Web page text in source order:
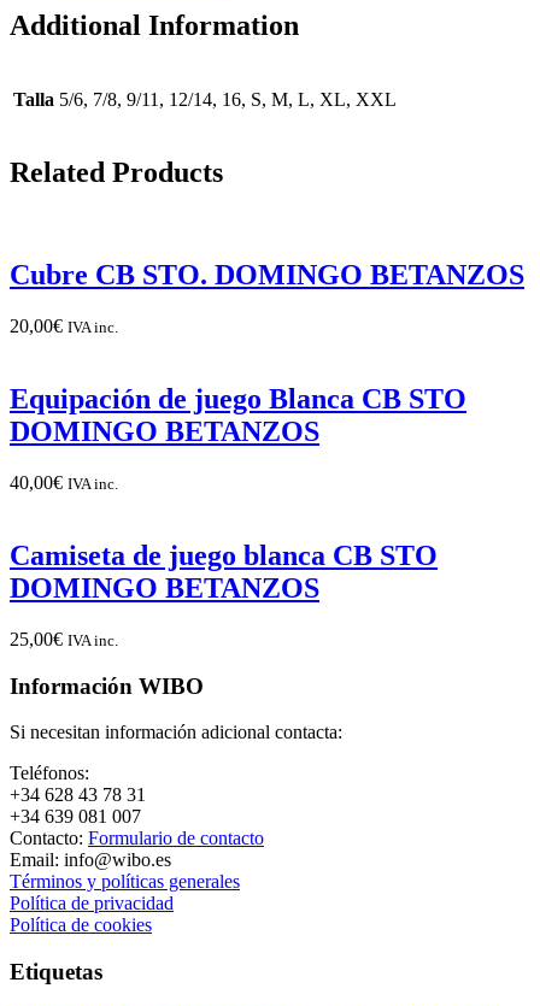
Additional Information
Talla 5/6, 7/8, 9/11, 12/14, 16, S, M, L, XL, XXL
Related Products
Cubre CB STO. DOMINGO BETANZOS
20,00€ IVA inc.
Equipación de juego Blanca CB STO
DOMINGO BETANZOS
40,00€ IVA inc.
Camiseta de juego blanca CB STO
DOMINGO BETANZOS
25,00€ IVA inc.
Información WIBO
Si necesitan información adicional contacta:
Teléfonos:
+34 628 43 78 31
+34 639 081 007
Contacto: Formulario de contacto
Email: info@wibo.es
Términos y políticas generales
Política de privacidad
Política de cookies
Etiquetas